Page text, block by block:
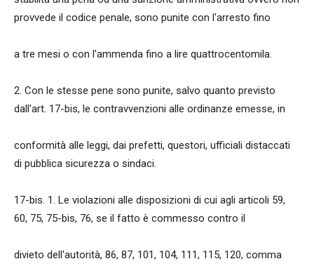
provvede il codice penale, sono punite con l'arresto fino
a tre mesi o con l'ammenda fino a lire quattrocentomila.
2. Con le stesse pene sono punite, salvo quanto previsto
dall'art. 17-bis, le contravvenzioni alle ordinanze emesse, in
conformità alle leggi, dai prefetti, questori, ufficiali distaccati
di pubblica sicurezza o sindaci.
17-bis. 1. Le violazioni alle disposizioni di cui agli articoli 59,
60, 75, 75-bis, 76, se il fatto è commesso contro il
divieto dell'autorità, 86, 87, 101, 104, 111, 115, 120, comma